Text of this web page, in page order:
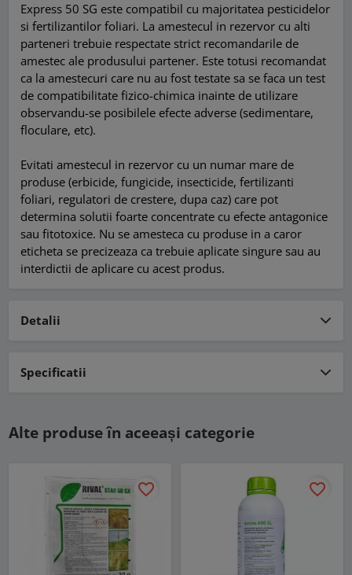
Express 50 SG este compatibil cu majoritatea pesticidelor
si fertilizantilor foliari. La amestecul in rezervor cu alti
parteneri trebuie respectate strict recomandarile de
amestec ale produsului partener. Este totusi recomandat
ca la amestecuri care nu au fost testate sa se faca un test
de compatibilitate fizico-chimica inainte de utilizare
observandu-se posibilele efecte adverse (sedimentare,
floculare, etc).
Evitati amestecul in rezervor cu un numar mare de
produse (erbicide, fungicide, insecticide, fertilizanti
foliari, regulatori de crestere, dupa caz) care pot
determina solutii foarte concentrate cu efecte antagonice
sau fitotoxice. Nu se amesteca cu produse in a caror
eticheta se precizeaza ca trebuie aplicate singure sau au
interdictii de aplicare cu acest produs.
Detalii
Specificatii
Alte produse în aceeași categorie
favorite_border favorite_border